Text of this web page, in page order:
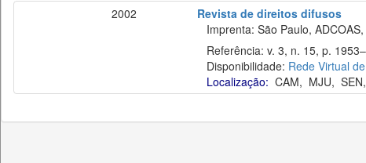
2002
Revista de direitos difusos
Imprenta: São Paulo,
Referência: v. 3, n. 15, p.
Disponibilidade: Rede Virtual
Localização: CAM, MJU, SEN,